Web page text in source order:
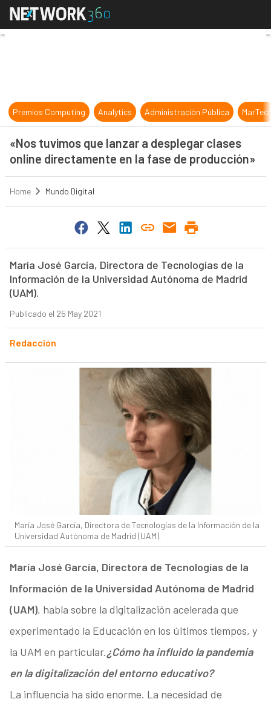
«Nos tuvimos que lanzar a
Premios Computing Analytics Administración Pública
«Nos tuvimos que lanzar a desplegar clases
online directamente en la fase de producción»
Home Mundo Digital
María José García, Directora de Tecnologías de la
Información de la Universidad Autónoma de Madrid
(UAM).
Publicado el 25 May 2021
Redacción
María José García, Directora de Tecnologías de la Información de la
Universidad Autónoma de Madrid (UAM).
María José García, Directora de Tecnologías de la
Información de la Universidad Autónoma de Madrid
(UAM), habla sobre la digitalización acelerada que
experimentado la Educación en los últimos tiempos, y
la UAM en particular.¿Cómo ha influido la pandemia
en la digitalización del entorno educativo?
La influencia ha sido enorme. La necesidad de